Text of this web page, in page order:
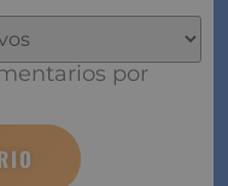
por correo